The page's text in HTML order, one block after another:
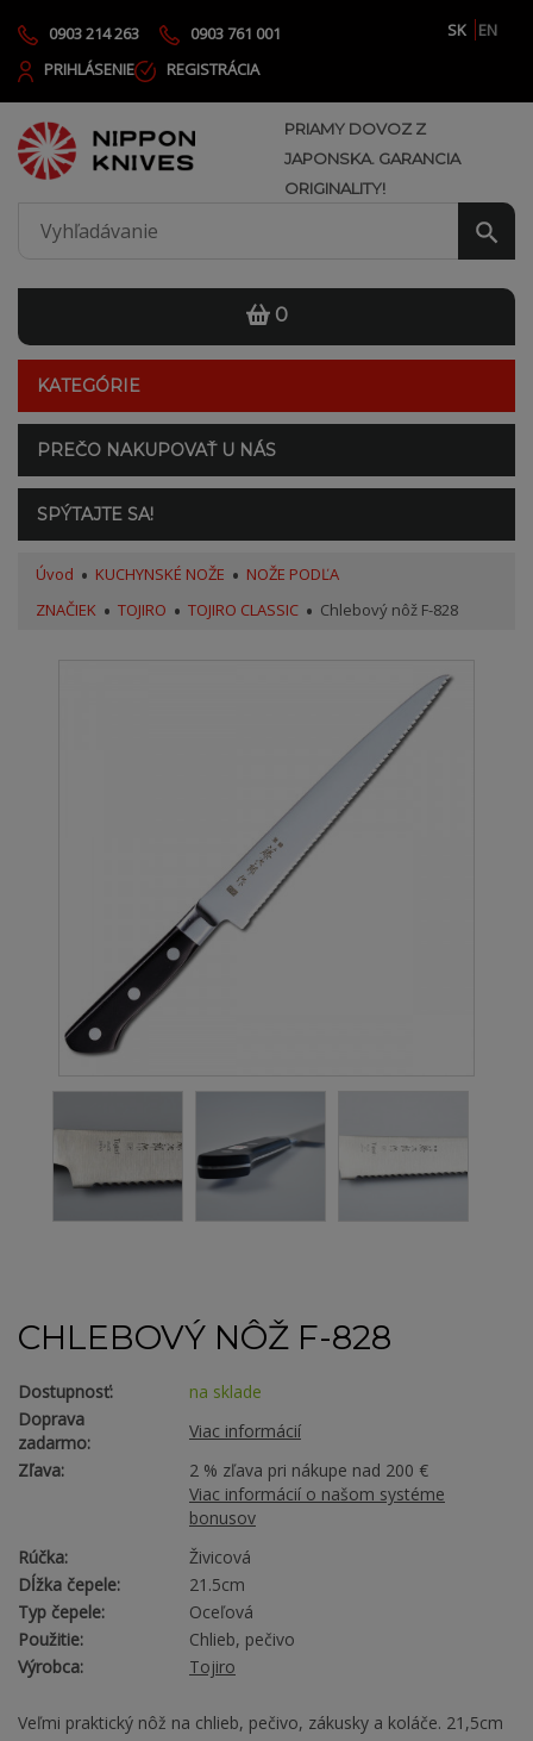
0903 214 263 0903 761 001 SK
EN
PRIHLÁSENIE
REGISTRÁCIA
PRIAMY DOVOZ Z
JAPONSKA. GARANCIA
ORIGINALITY!
0
KATEGÓRIE
PREČO NAKUPOVAŤ U NÁS
SPÝTAJTE SA!
Úvod KUCHYNSKÉ NOŽE
NOŽE PODĽA
ZNAČIEK
TOJIRO TOJIRO CLASSIC Chlebový nôž F-828
CHLEBOVÝ NÔŽ F-828
Dostupnosť:
na sklade
Doprava
zadarmo:
Viac informácií
Zľava:
2 % zľava pri nákupe nad 200 €
Viac informácií o našom systéme
bonusov
Rúčka:
Živicová
Dĺžka čepele:
21.5cm
Typ čepele:
Oceľová
Použitie:
Chlieb, pečivo
Výrobca:
Tojiro
Veľmi praktický nôž na chlieb, pečivo, zákusky a koláče. 21,5cm